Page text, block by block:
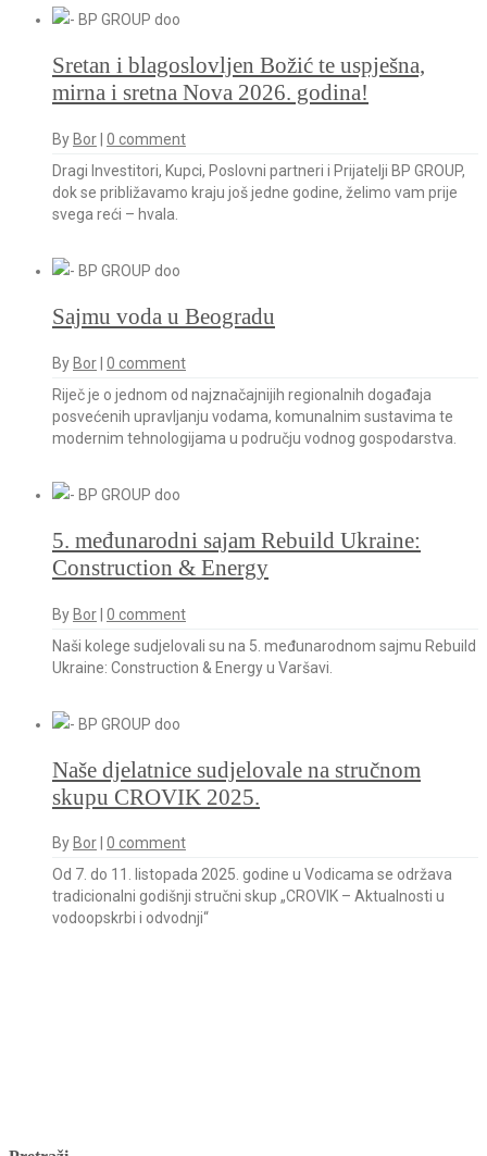
Sretan i blagoslovljen Božić te uspješna,
mirna i sretna Nova 2026. godina!
By Bor 0 comment
Dragi Investitori, Kupci, Poslovni partneri i Prijatelji BP GROUP,
dok se približavamo kraju još jedne godine, želimo vam prije
svega reći – hvala.
Sajmu voda u Beogradu
By Bor 0 comment
Riječ je o jednom od najznačajnijih regionalnih događaja
posvećenih upravljanju vodama, komunalnim sustavima te
modernim tehnologijama u području vodnog gospodarstva.
5. međunarodni sajam Rebuild Ukraine:
Construction & Energy
ByBor| 0 comment
Naši kolege sudjelovali su na 5. međunarodnom sajmu Rebuild
Ukraine: Construction & Energy u Varšavi.
Naše djelatnice sudjelovale na stručnom
skupu CROVIK 2025.
By Bor 0 comment
Od 7. do 11. listopada 2025. godine u Vodicama se održava
tradicionalni godišnji stručni skup „CROVIK – Aktualnosti u
vodoopskrbi i odvodnji“